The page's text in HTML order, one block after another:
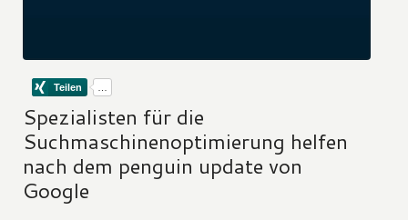
Spezialisten für die
Suchmaschinenoptimierung helfen
nach dem penguin update von
Google